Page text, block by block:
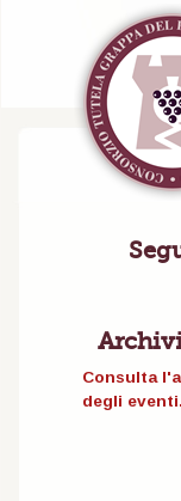
Consulta
degli eventi.